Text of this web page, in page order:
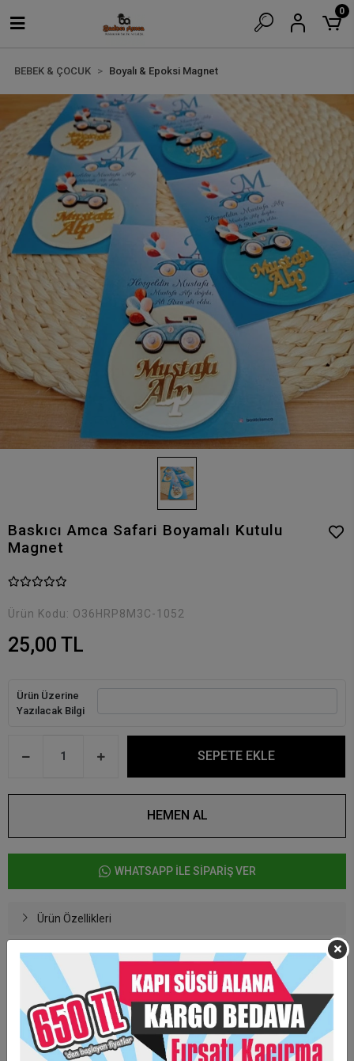
0
BEBEK & ÇOCUK Boyalı & Epoksi Magnet
Baskıcı Amca Safari Boyamalı Kutulu
Magnet
Ürün Kodu: O36HRP8M3C-1052
25,00 TL
Ürün Üzerine
Yazılacak Bilgi
SEPETE EKLE
HEMEN AL
WHATSAPP İLE SİPARİŞ VER
Ürün Özellikleri
6,5 x 6,5 cm ebadında şeffaf pleksi üzerine hazırlanmaktadır.
Figürleri ahşap üzerine uv baskı olarak yapılmaktadır.
Yazılacak yazıları Uv baskı yada pleksiden hazırlanabilmektedir..
İstenilen görsel uygulanabilmektedir.
Ürünler tek tek jelatin poşetleme yapılmaktadır.